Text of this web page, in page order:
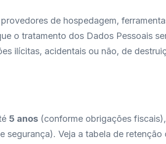
de hospedagem,
o tratamento dos Dados Pessoais
ilícitas, acidentais ou não, de
5 anos (conforme obrigações
segurança). Veja a tabela de retenção